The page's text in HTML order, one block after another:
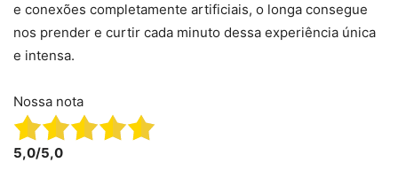
e conexões completamente artificiais, o longa consegue
nos prender e curtir cada minuto dessa experiência única
e intensa.
Nossa nota
5,0/5,0